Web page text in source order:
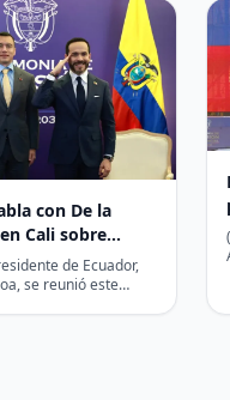
con De la
Cali sobre
fronteriza,
y energía
de Ecuador,
se reunió este